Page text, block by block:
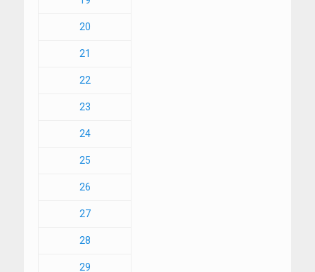
20
21
22
23
24
25
26
27
28
29